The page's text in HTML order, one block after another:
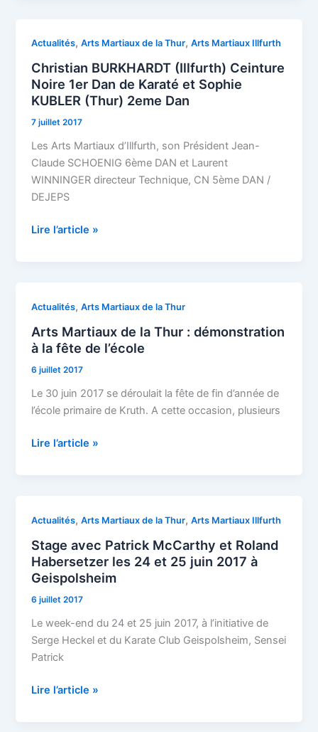
Actualités,Arts Martiaux de la Thur,Arts Martiaux Illfurth
Christian BURKHARDT (Illfurth) Ceinture
Noire 1er Dan de Karaté et Sophie
KUBLER (Thur) 2eme Dan
7 juillet 2017
Les Arts Martiaux d’Illfurth, son Président Jean-
Claude SCHOENIG 6ème DAN et Laurent
WINNINGER directeur Technique, CN 5ème DAN /
DEJEPS
Christian
(Illfurth)
Ceinture
1er
Dan
de
Karaté
et
KUBLER
Lire l’article »
Actualités,Arts Martiaux de la Thur
Arts Martiaux de la Thur : démonstration
à la fête de l’école
6 juillet 2017
Le 30 juin 2017 se déroulait la fête de fin d’année de
l’école primaire de Kruth. A cette occasion, plusieurs
Arts
de
la
Thur
:
démonstration
la
Lire l’article »
Actualités,Arts Martiaux de la Thur,Arts Martiaux Illfurth
Stage avec Patrick McCarthy et Roland
Habersetzer les 24 et 25 juin 2017 à
Geispolsheim
6 juillet 2017
Le week-end du 24 et 25 juin 2017, à l’initiative de
Serge Heckel et du Karate Club Geispolsheim, Sensei
Patrick
Stage
Patrick
McCarthy
et
Roland
Habersetzer
les
24
25
Lire l’article »